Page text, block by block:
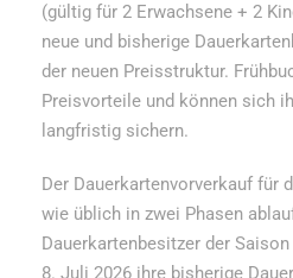
(gültig für 2 Erwachsene + 2
neue und bisherige
der neuen Preisstruktur.
Preisvorteile und können sich
langfristig sichern.
Der Dauerkartenvorverkauf für
wie üblich in zwei Phasen
Dauerkartenbesitzer der
8. Juli 2026 ihre bisherige